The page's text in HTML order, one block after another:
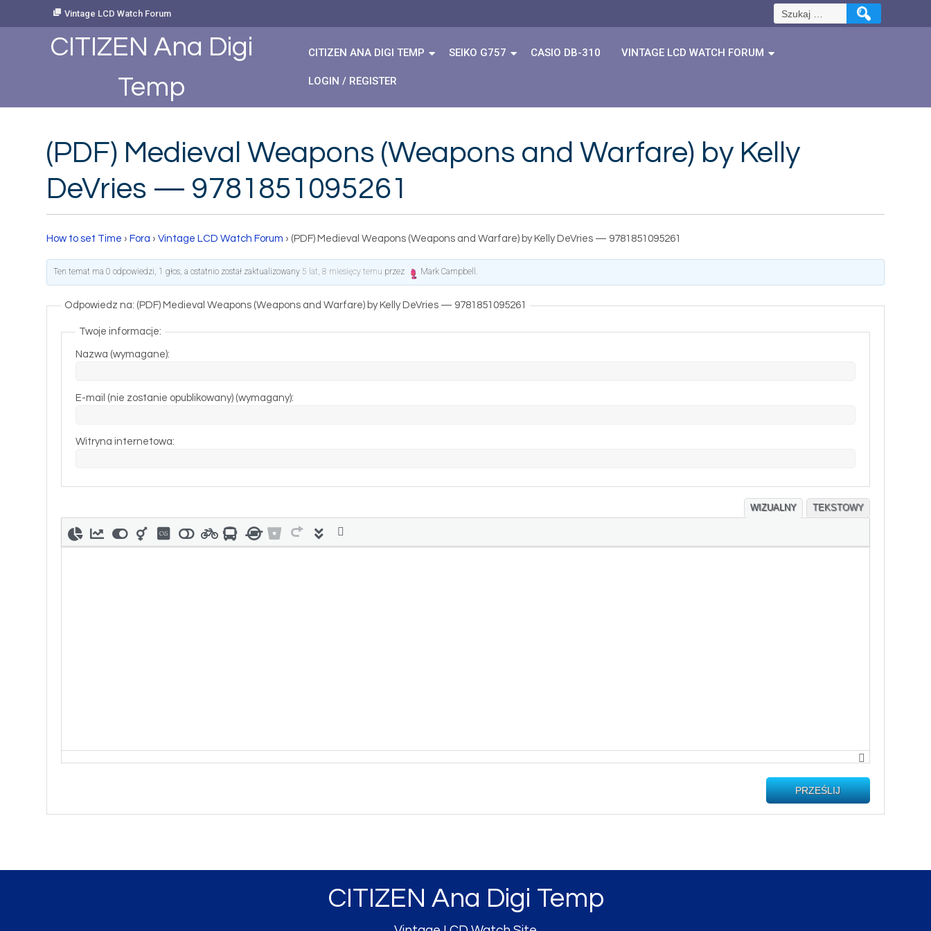
Vintage LCD Watch Forum Szukaj:
CITIZEN Ana Digi
Temp
CITIZEN ANA DIGI TEMP SEIKO G757 CASIO DB-310 VINTAGE LCD WATCH FORUM
LOGIN / REGISTER
(PDF) Medieval Weapons (Weapons and Warfare) by Kelly
DeVries — 9781851095261
How to set Time › Fora › Vintage LCD Watch Forum › (PDF) Medieval Weapons (Weapons and Warfare) by Kelly DeVries — 9781851095261
Ten temat ma 0 odpowiedzi, 1 głos, a ostatnio został zaktualizowany 5 lat, 8 miesięcy temu przez Mark Campbell .
Odpowiedz na: (PDF) Medieval Weapons (Weapons and Warfare) by Kelly DeVries — 9781851095261
Twoje informacje:
Nazwa (wymagane):
E-mail (nie zostanie opublikowany) (wymagany):
Witryna internetowa:
WIZUALNY TEKSTOWY
PRZEŚLIJ
CITIZEN Ana Digi Temp